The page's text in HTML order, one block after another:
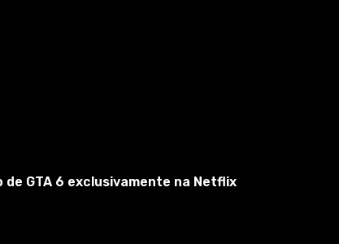
GTA 6 exclusivamente na Netflix